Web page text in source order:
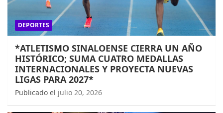
DEPORTES
*ATLETISMO SINALOENSE CIERRA UN AÑO
HISTÓRICO; SUMA CUATRO MEDALLAS
INTERNACIONALES Y PROYECTA NUEVAS
LIGAS PARA 2027*
Publicado el julio 20, 2026